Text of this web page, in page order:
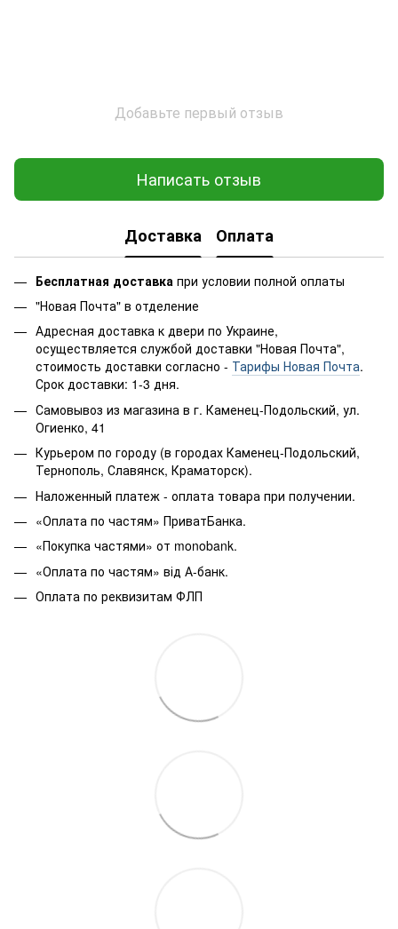
Добавьте первый отзыв
Написать отзыв
Доставка Оплата
Бесплатная доставка при условии полной оплаты
"Новая Почта" в отделение
Адресная доставка к двери по Украине,
осуществляется службой доставки "Новая Почта",
стоимость доставки согласно - Тарифы Новая Почта.
Срок доставки: 1-3 дня.
Самовывоз из магазина в г. Каменец-Подольский, ул.
Огиенко, 41
Курьером по городу (в городах Каменец-Подольский,
Тернополь, Славянск, Краматорск).
Наложенный платеж - оплата товара при получении.
«Оплата по частям» ПриватБанка.
«Покупка частями» от monobank.
«Оплата по частям» від А-банк.
Оплата по реквизитам ФЛП